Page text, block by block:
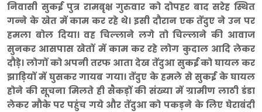
निवासी सुकई पुत्र रामबृक्ष गुरुवार को दोपहर बाद सरेह स्थित
गन्ने के खेत में काम कर रहे थे। इसी दौरान एक तेंदुए ने उन पर
हमला बोल दिया। वह चिल्लाने लगे तो चिल्लाने की आवाज
सुनकर आसपास खेतों में काम कर रहे लोग कुदाल आदि लेकर
दौड़े। लोगों को अपनी तरफ आता देख तेंदुआ सुकई को घायल कर
झाड़ियों में घुसकर गायब गया। तेंदुए के हमले से सुकई के घायल
होने की सूचना मिलते ही सैकड़ों की संख्या में ग्रामीण लाठी डंडा
लेकर मौके पर पहुंच गये और तेंदुआ को पकड़ने के लिए घेराबंदी